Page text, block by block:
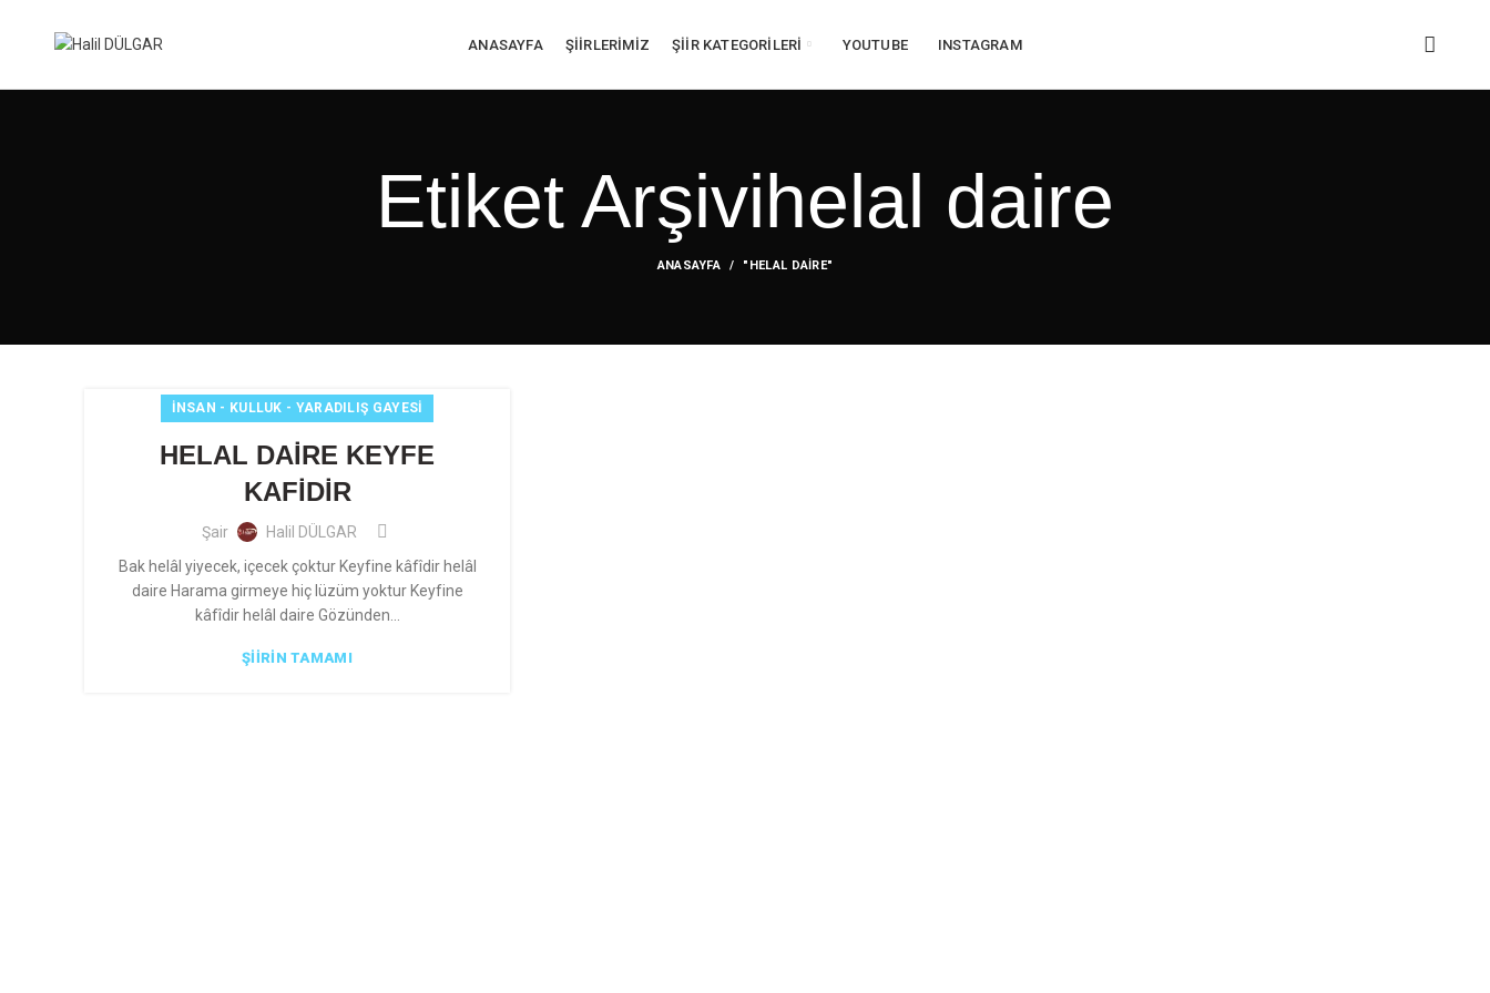
ANASAYFA ŞİİRLERİMİZ ŞİİR KATEGORİLERİ YOUTUBE INSTAGRAM
Etiket Arşivihelal daire
ANASAYFA "HELAL DAIRE"
İNSAN - KULLUK - YARADILIŞ GAYESI
HELAL DAİRE KEYFE
KAFİDİR
Şair
Halil DÜLGAR
Bak helâl yiyecek, içecek çoktur Keyfine kâfîdir helâl
daire Harama girmeye hiç lüzüm yoktur Keyfine
kâfîdir helâl daire Gözünden...
ŞIIRIN TAMAMI